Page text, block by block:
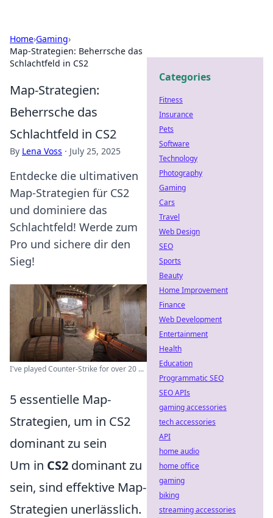
Home›Gaming›
Map-Strategien: Beherrsche das
Schlachtfeld in CS2
Map-Strategien:
Beherrsche das
Schlachtfeld in CS2
By Lena Voss · July 25, 2025
Entdecke die ultimativen
Map-Strategien für CS2
und dominiere das
Schlachtfeld! Werde zum
Pro und sichere dir den
Sieg!
I've played Counter-Strike for over 20 ...
5 essentielle Map-
Strategien, um in CS2
dominant zu sein
Um in CS2 dominant zu
sein, sind effektive Map-
Strategien unerlässlich.
Categories
Fitness
Insurance
Pets
Software
Technology
Photography
Gaming
Cars
Travel
Web Design
SEO
Sports
Beauty
Home Improvement
Finance
Web Development
Entertainment
Health
Education
Programmatic SEO
SEO APIs
gaming accessories
tech accessories
API
home audio
home office
gaming
biking
streaming accessories